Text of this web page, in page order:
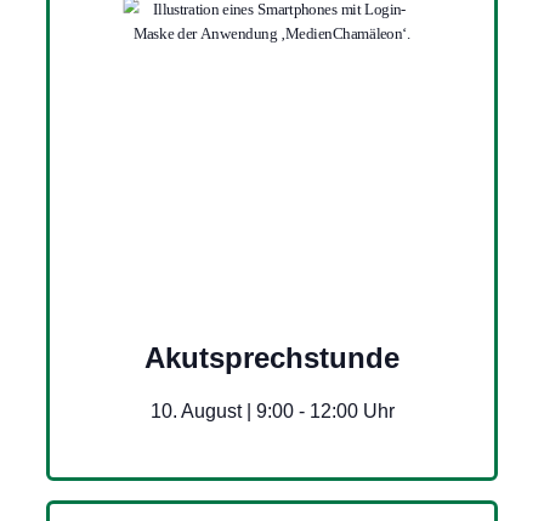
Akutsprechstunde
10. August | 9:00- 12:00